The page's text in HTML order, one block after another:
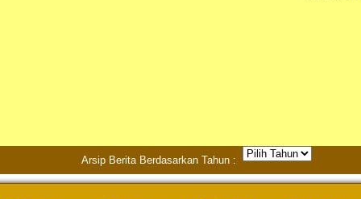
Arsip Berita Berdasarkan Tahun :